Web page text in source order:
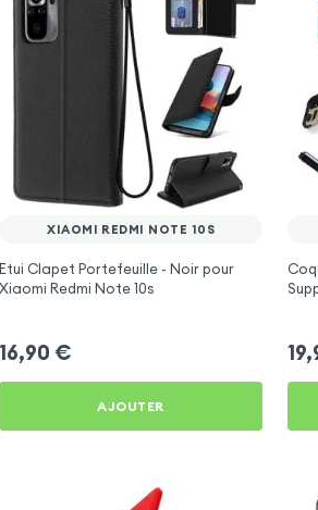
XIAOMI REDMI NOTE 10S
Etui Clapet Portefeuille - Noir pour
Xiaomi Redmi Note 10s
16,90 €
AJOUTER